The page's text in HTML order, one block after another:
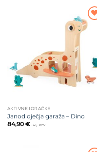
Dodajte
na listu
AKTIVNE IGRAČKE
Janod dječja garaža – Dino
84,90 € uklj. PDV